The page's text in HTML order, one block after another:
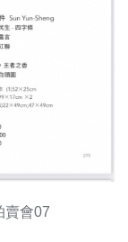
賣會07